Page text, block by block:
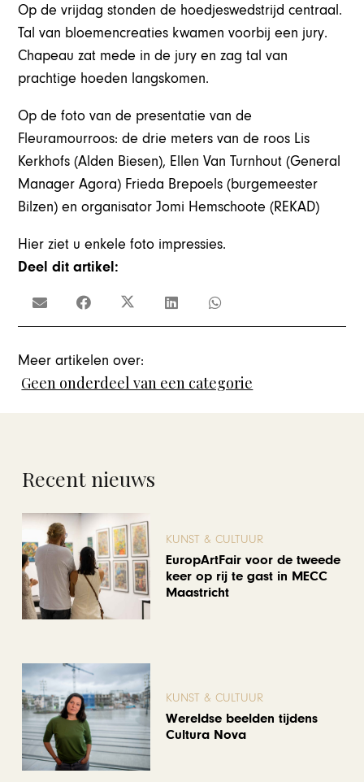
Op de vrijdag stonden de hoedjeswedstrijd centraal.
Tal van bloemencreaties kwamen voorbij een jury.
Chapeau zat mede in de jury en zag tal van
prachtige hoeden langskomen.
Op de foto van de presentatie van de
Fleuramourroos: de drie meters van de roos Lis
Kerkhofs (Alden Biesen), Ellen Van Turnhout (General
Manager Agora) Frieda Brepoels (burgemeester
Bilzen) en organisator Jomi Hemschoote (REKAD)
Hier ziet u enkele foto impressies.
Deel dit artikel:
Meer artikelen over:
Geen onderdeel van een categorie
Recent nieuws
KUNST & CULTUUR
EuropArtFair voor de tweede
keer op rij te gast in MECC
Maastricht
KUNST & CULTUUR
Wereldse beelden tijdens
Cultura Nova